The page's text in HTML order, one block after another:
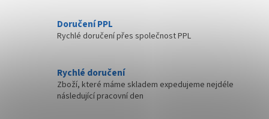
Doručení PPL
Rychlé doručení přes společnost PPL
Rychlé doručení
Zboží, které máme skladem expedujeme nejdéle
následující pracovní den